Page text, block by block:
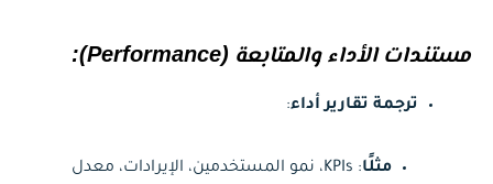
مستندات الأداء والمتابعة (Performance):
ترجمة تقارير أداء:
مثلًا
: KPIs، نمو المستخدمين، الإيرادات، معدل